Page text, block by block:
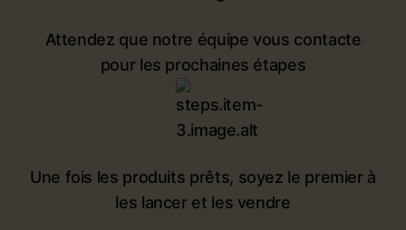
Attendez que notre équipe vous contacte
pour les prochaines étapes
Une fois les produits prêts, soyez le premier à
les lancer et les vendre